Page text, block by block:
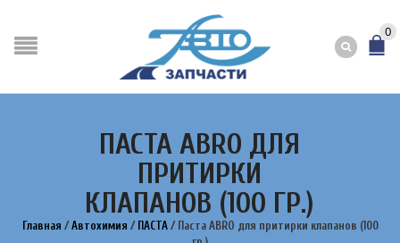
0
ПАСТА ABRO ДЛЯ
ПРИТИРКИ
КЛАПАНОВ (100 ГР.)
Главная / Автохимия / ПАСТА / Паста ABRO для притирки клапанов (100